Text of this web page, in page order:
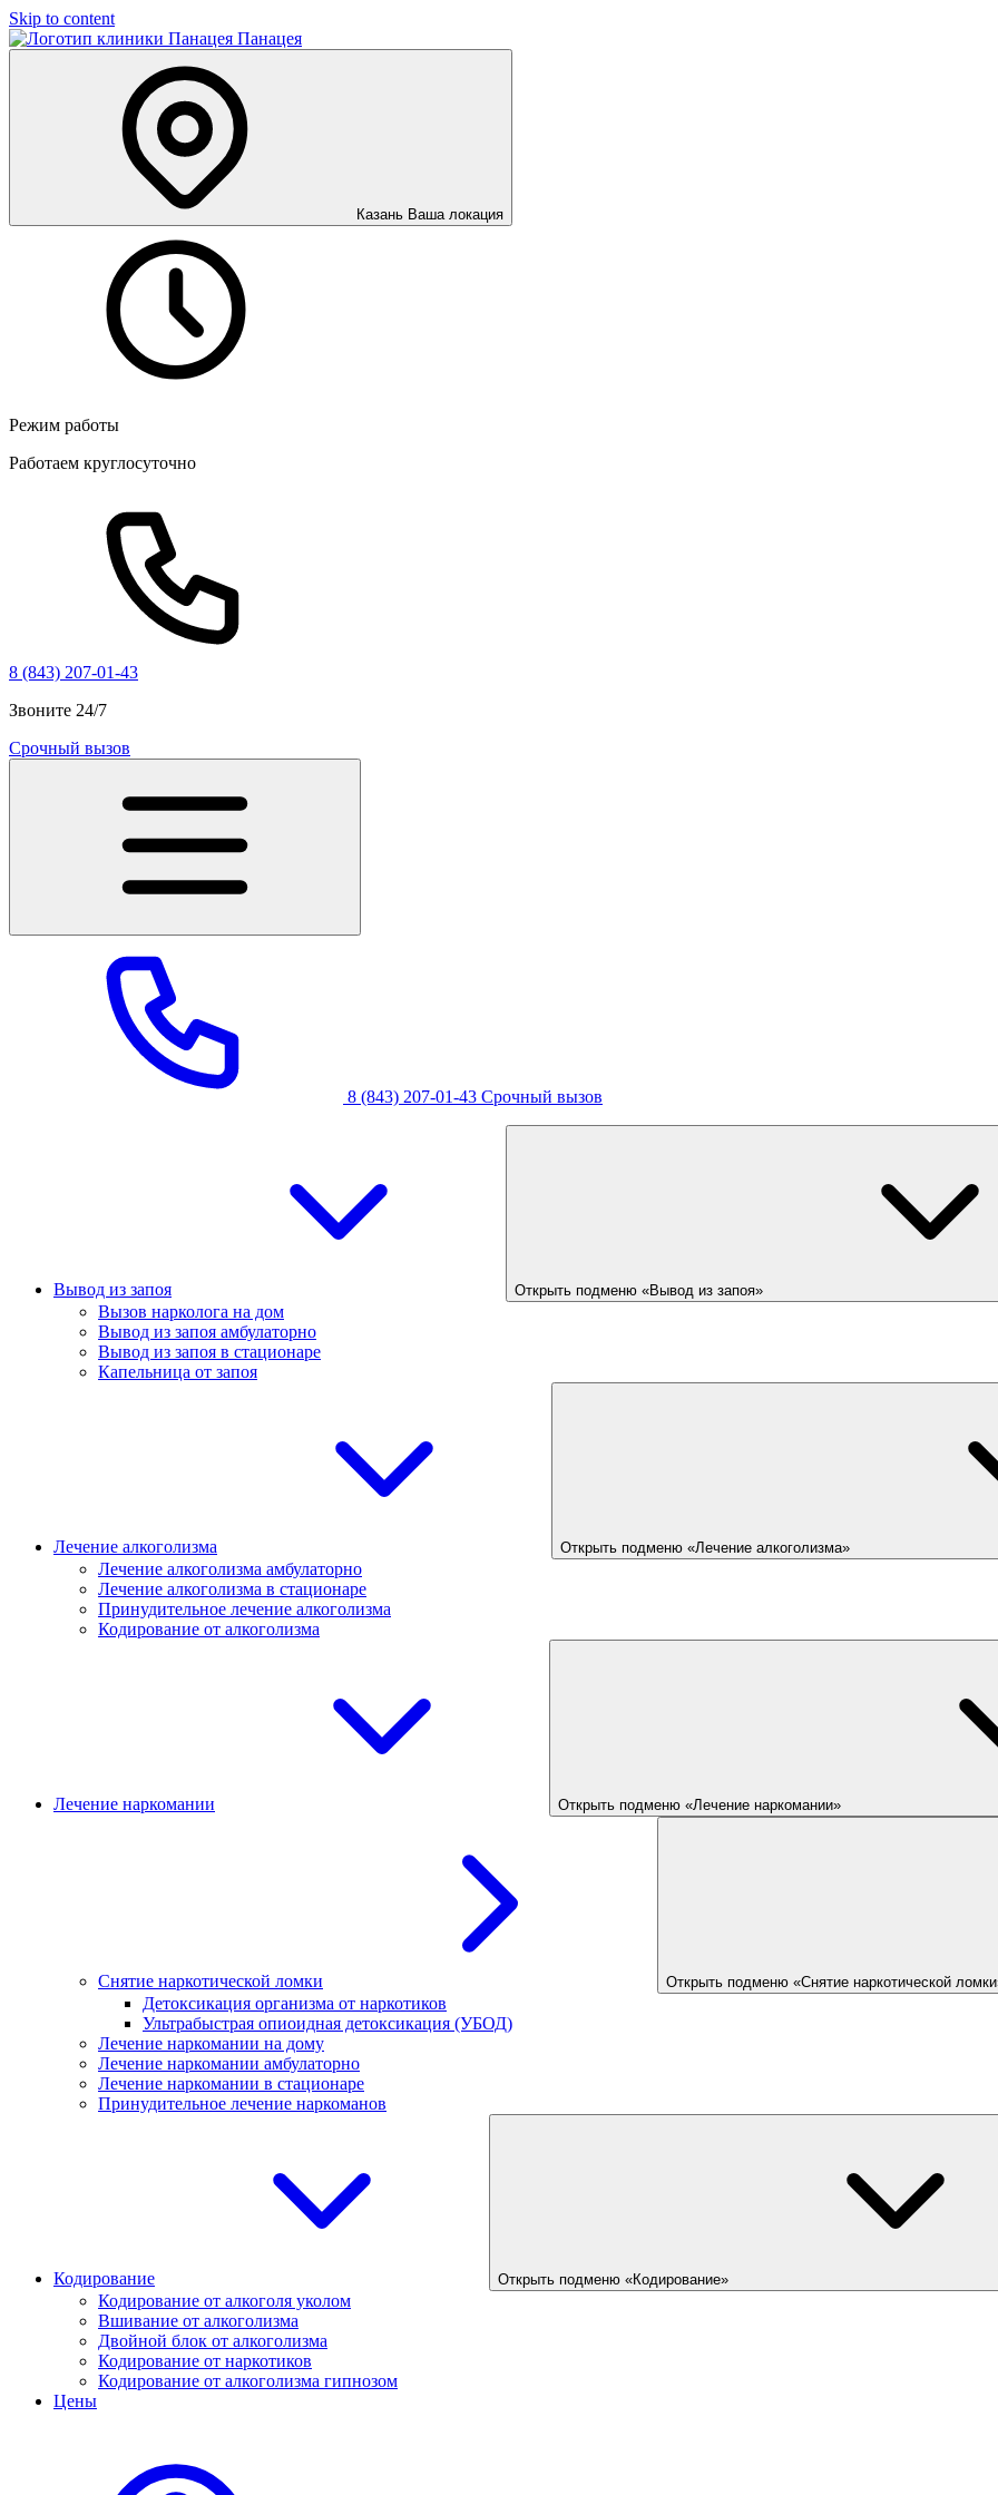
Skip to content
Панацея
Казань Ваша локация
Режим работы
Работаем круглосуточно
8 (843) 207-01-43
Звоните 24/7
Срочный вызов
8 (843) 207-01-43 Срочный вызов
Вывод из запоя Открыть подменю «Вывод из запоя»
Вызов нарколога на дом
Вывод из запоя амбулаторно
Вывод из запоя в стационаре
Капельница от запоя
Лечение алкоголизма Открыть подменю «Лечение алкоголизма»
Лечение алкоголизма амбулаторно
Лечение алкоголизма в стационаре
Принудительное лечение алкоголизма
Кодирование от алкоголизма
Лечение наркомании Открыть подменю «Лечение наркомании»
Снятие наркотической ломки Открыть подменю «Снятие наркотической
Детоксикация организма от наркотиков
Ультрабыстрая опиоидная детоксикация (УБОД)
Лечение наркомании на дому
Лечение наркомании амбулаторно
Лечение наркомании в стационаре
Принудительное лечение наркоманов
Кодирование Открыть подменю «Кодирование»
Кодирование от алкоголя уколом
Вшивание от алкоголизма
Двойной блок от алкоголизма
Кодирование от наркотиков
Кодирование от алкоголизма гипнозом
Цены